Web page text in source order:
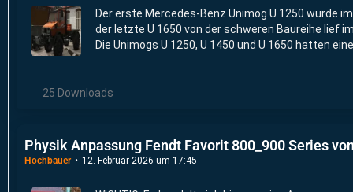
Der erste Mercedes-Benz Unimog U 1250 wurde
der letzte U 1650 von der schweren Baureihe lief
Die Unimogs U 1250, U 1450 und U 1650 hatten
25 Downloads
Physik Anpassung Fendt Favorit 800_900 Series
Hochbauer 12. Februar 2026 um 17:45